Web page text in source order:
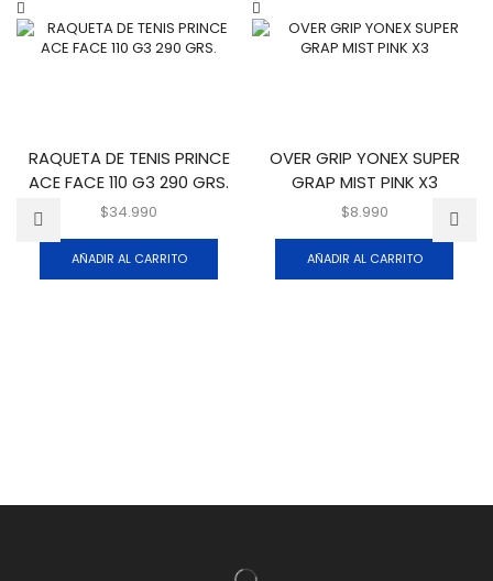
RAQUETA DE TENIS PRINCE
ACE FACE 110 G3 290 GRS.
$34.990
AÑADIR AL CARRITO
OVER GRIP YONEX SUPER
GRAP MIST PINK X3
$8.990
AÑADIR AL CARRITO